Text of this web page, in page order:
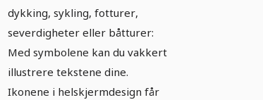
dykking, sykling, fotturer,
severdigheter eller båtturer:
Med symbolene kan du vakkert
illustrere tekstene dine.
Ikonene i helskjermdesign får